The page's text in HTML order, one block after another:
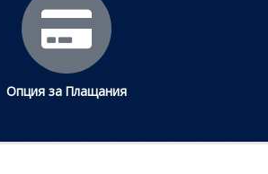
Опция за Плащания